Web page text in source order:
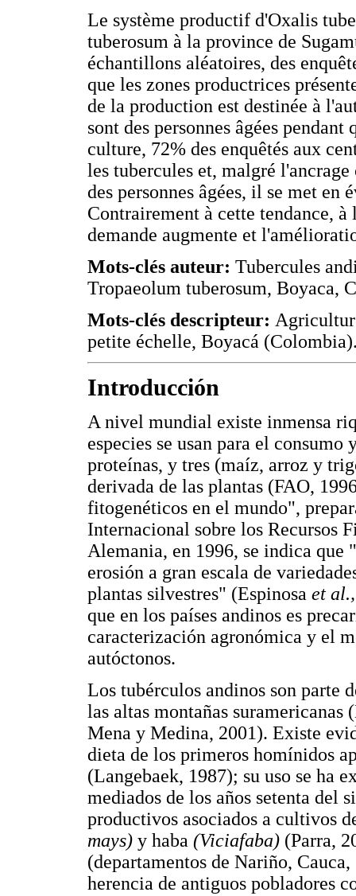
Le système productif d'Oxalis
tuberosum à la province de
échantillons aléatoires, des
que les zones productrices
de la production est destinée à
sont des personnes âgées
culture, 72% des enquêtés aux
les tubercules et, malgré
des personnes âgées, il se met en
Contrairement à cette tendance,
demande augmente et
Mots-clés auteur: Tubercules
Tropaeolum tuberosum, Boyaca,
Mots-clés descripteur:
petite échelle, Boyacá
Introducción
A nivel mundial existe inmensa
especies se usan para el
proteínas, y tres (maíz, arroz y
derivada de las plantas (FAO,
fitogenéticos en el mundo",
Internacional sobre los Recursos
Alemania, en 1996, se indica que
erosión a gran escala de
plantas silvestres" (Espinosa et
que en los países andinos es
caracterización agronómica y el
autóctonos.
Los tubérculos andinos son parte
las altas montañas suramericanas
Mena y Medina, 2001). Existe
dieta de los primeros homínidos
(Langebaek, 1987); su uso se ha
mediados de los años setenta del
productivos asociados a cultivos
mays) y haba (Viciafaba) (Parra,
(departamentos de Nariño,
herencia de antiguos pobladores